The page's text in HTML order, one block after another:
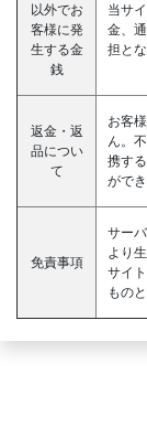
以外でお
客様に発
生する金
銭
当サ
金、
担とな
返金・返
品につい
て
お客
ん。
携す
ができ
免責事項
サー
より
サイ
もの